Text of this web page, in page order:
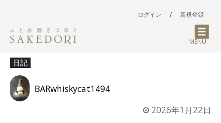
ログイン / 新規登録
MENU
日記
BARwhiskycat1494
2026年1月22日